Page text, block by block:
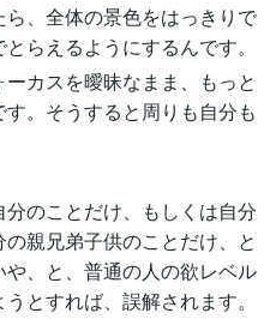
、全体の景色をはっきりで
らえるようにするんです。
カスを曖昧なまま、もっと
。そうすると周りも自分も
のことだけ、もしくは自分
親兄弟子供のことだけ、と
、と、普通の人の欲レベル
とすれば、誤解されます。